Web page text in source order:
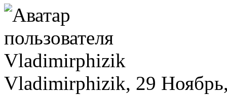
Vladimirphizik, 29